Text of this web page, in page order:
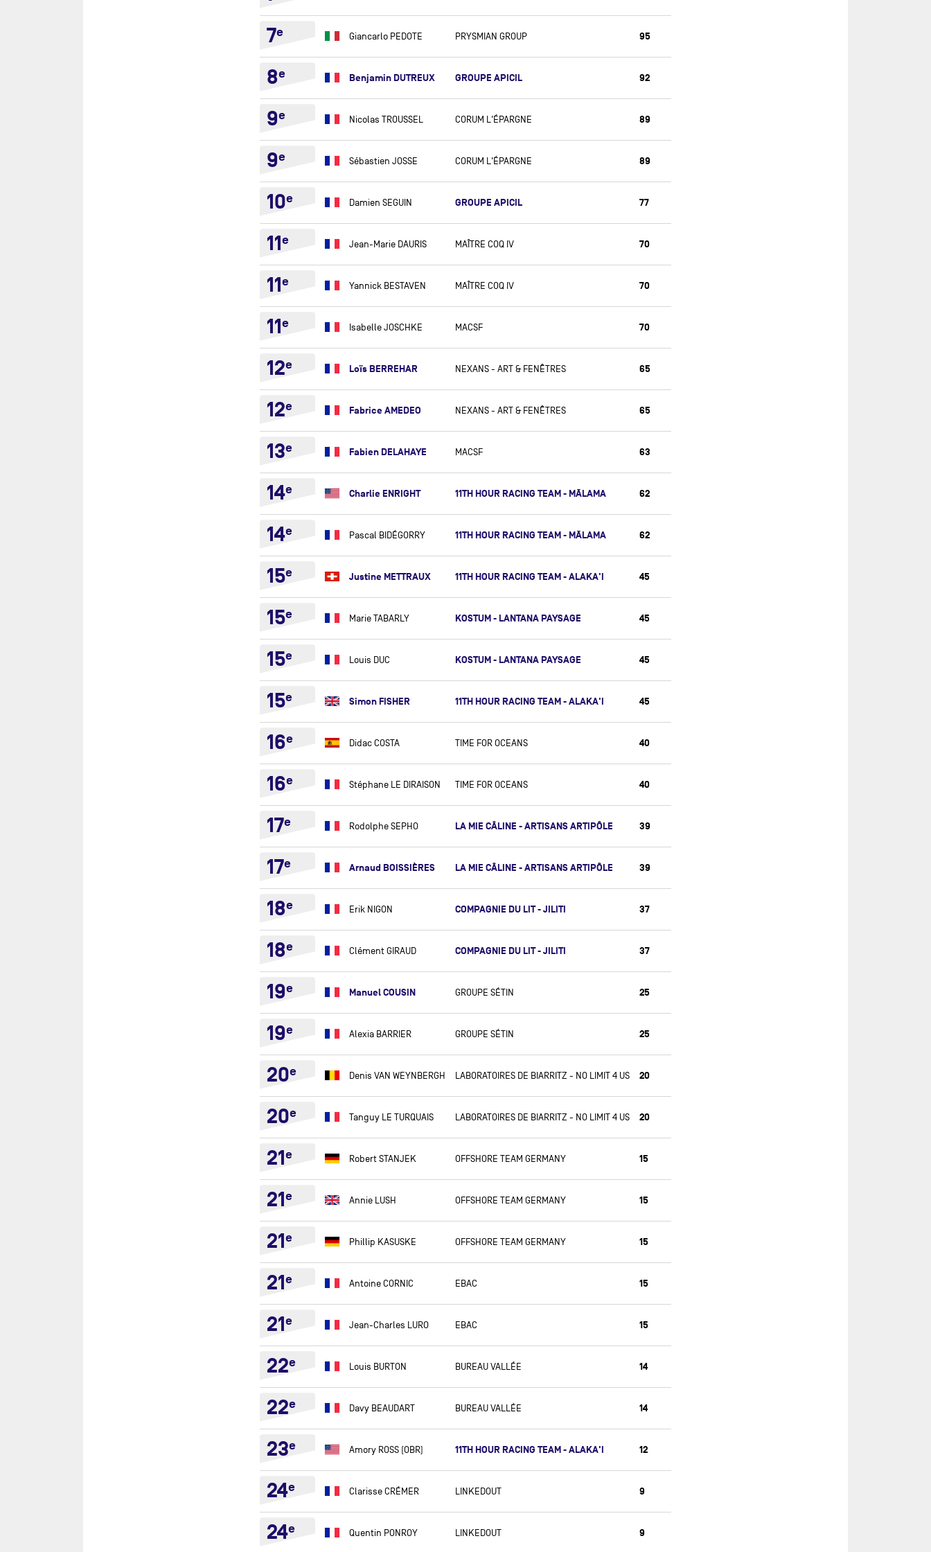
SUSANN BEUCKE
JÉRÉMIE BEYOU
ARNAUD BOISSIÈRES
ALBERTO BONA
ELODIE BONAFOUS
PIERRE BOURAS (OBR)
MATHIS BOURGNON
RYAN BREYMAIER
CAROLIJN BROUWER
NICK BUBB
GILLES BUEKENHOUT
YANN BURKHALTER
GILLES CAMPAN
ANDREW CAPE
THOMAS CARDRIN
TANGUY CARIOU
DONATIEN CARME
BÉRÉNICE CHARREZ
FRANCESCA CLAPCICH
SÉBASTIEN COL
CONRAD COLMAN
GUILLAUME COMBESCURE
CLÉMENT COMMAGNAC
CLARISSE CRÉMER
NICO D'ESTAIS
CHARLIE DALIN
FRANÇOIS DAMIENS
ROSS DANIEL
FÉLIX DE NAVACELLE
KITO DE PAVANT
PATRICK DE RADIGUÈS
JEAN-BAPTISTE DEJEANTY
FABIEN DELAHAYE
LINCOLN DEWS
L'OCCITANE EN PROVENCE
MACIF SANTÉ PRÉVOYANCE
MILAI - FURUNO
NC
RESILIENT
SEAEXPLORER - YACHT CLUB DE
SINGCHAIN TEAM HAIKOU
SWITCHBACK RACING
7e Giancarlo PEDOTE PRYSMIAN GROUP 95
8e Benjamin DUTREUX GROUPE APICIL 92
9e Nicolas TROUSSEL CORUM L'ÉPARGNE 89
9e Sébastien JOSSE CORUM L'ÉPARGNE 89
10e Damien SEGUIN GROUPE APICIL 77
11e Jean-Marie DAURIS MAÎTRE COQ IV 70
11e Yannick BESTAVEN MAÎTRE COQ IV 70
11e Isabelle JOSCHKE MACSF 70
12e Loïs BERREHAR NEXANS - ART & FENÊTRES 65
12e Fabrice AMEDEO NEXANS - ART & FENÊTRES 65
13e Fabien DELAHAYE MACSF 63
14e Charlie ENRIGHT 11TH HOUR RACING TEAM - MĀLAMA 62
14e Pascal BIDÉGORRY 11TH HOUR RACING TEAM - MĀLAMA 62
15e Justine METTRAUX 11TH HOUR RACING TEAM - ALAKA'I 45
15e Marie TABARLY KOSTUM - LANTANA PAYSAGE 45
15e Louis DUC KOSTUM - LANTANA PAYSAGE 45
15e Simon FISHER 11TH HOUR RACING TEAM - ALAKA'I 45
16e Didac COSTA TIME FOR OCEANS 40
16e Stéphane LE DIRAISON TIME FOR OCEANS 40
17e Rodolphe SEPHO LA MIE CÂLINE - ARTISANS ARTIPÔLE 39
17e Arnaud BOISSIÈRES LA MIE CÂLINE - ARTISANS ARTIPÔLE 39
18e Erik NIGON COMPAGNIE DU LIT - JILITI 37
18e Clément GIRAUD COMPAGNIE DU LIT - JILITI 37
19e Manuel COUSIN GROUPE SÉTIN 25
19e Alexia BARRIER GROUPE SÉTIN 25
20e Denis VAN WEYNBERGH LABORATOIRES DE BIARRITZ - NO LIMIT 4 US 20
20e Tanguy LE TURQUAIS LABORATOIRES DE BIARRITZ - NO LIMIT 4 US 20
21e Robert STANJEK OFFSHORE TEAM GERMANY 15
21e Annie LUSH OFFSHORE TEAM GERMANY 15
21e Phillip KASUSKE OFFSHORE TEAM GERMANY 15
21e Antoine CORNIC EBAC 15
21e Jean-Charles LURO EBAC 15
22e Louis BURTON BUREAU VALLÉE 14
22e Davy BEAUDART BUREAU VALLÉE 14
23e Amory ROSS (OBR) 11TH HOUR RACING TEAM - ALAKA'I 12
24e Clarisse CRÉMER LINKEDOUT 9
24e Quentin PONROY LINKEDOUT 9